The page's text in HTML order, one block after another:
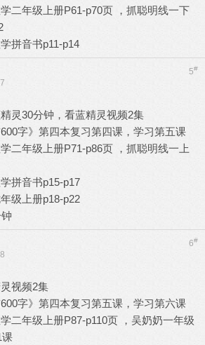
二年级上册P61-p70页 ，抓聪明线一下
拼音书p11-p14
5#
灵30分钟，看蓝精灵视频2集
字》第四本复习第四课，学习第五课
二年级上册P71-p86页 ，抓聪明线一上
拼音书p15-p17
级上册p18-p22
6#
视频2集
字》第四本复习第五课，学习第六课
二年级上册P87-p110页 ，吴奶奶一年级
课